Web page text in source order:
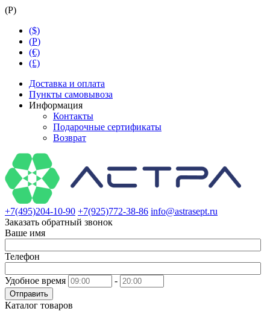
(Р)
($)
(Р)
(€)
(£)
Доставка и оплата
Пункты самовывоза
Информация
Контакты
Подарочные сертификаты
Возврат
+7(495)204-10-90 +7(925)772-38-86 info@astrasept.ru
Заказать обратный звонок
Ваше имя
Телефон
Удобное время -
Отправить
Каталог товаров